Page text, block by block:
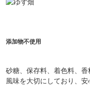
添加物不使用
砂糖、保存料、着色料、
風味を大切にしており、安
今すぐ使え
ご